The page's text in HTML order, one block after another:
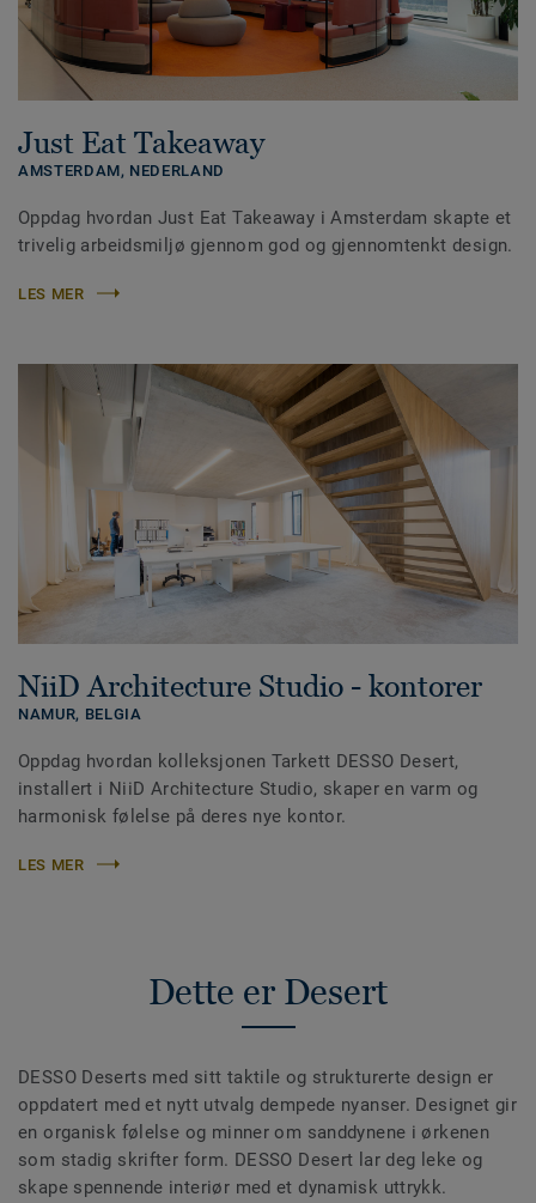
Just Eat Takeaway
AMSTERDAM, NEDERLAND
Oppdag hvordan Just Eat Takeaway i Amsterdam skapte et
trivelig arbeidsmiljø gjennom god og gjennomtenkt design.
LES MER
NiiD Architecture Studio - kontorer
NAMUR, BELGIA
Oppdag hvordan kolleksjonen Tarkett DESSO Desert,
installert i NiiD Architecture Studio, skaper en varm og
harmonisk følelse på deres nye kontor.
LES MER
Dette er Desert
DESSO Deserts med sitt taktile og strukturerte design er
oppdatert med et nytt utvalg dempede nyanser. Designet gir
en organisk følelse og minner om sanddynene i ørkenen
som stadig skrifter form. DESSO Desert lar deg leke og
skape spennende interiør med et dynamisk uttrykk.